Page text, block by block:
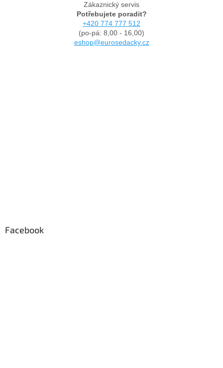
Zákaznický servis
Potřebujete poradit?
+420 774 777 512
(po-pá: 8,00 - 16,00)
eshop@eurosedacky.cz
Facebook